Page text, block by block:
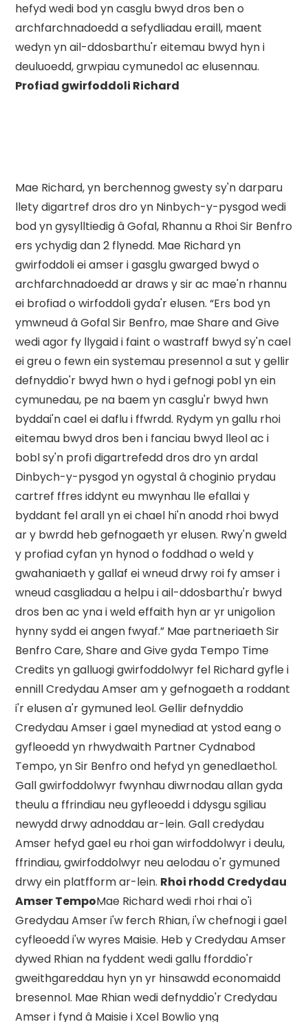
hefyd wedi bod yn casglu bwyd dros ben o
archfarchnadoedd a sefydliadau eraill, maent
wedyn yn ail-ddosbarthu'r eitemau bwyd hyn i
deuluoedd, grwpiau cymunedol ac elusennau.
Profiad gwirfoddoli Richard
Mae Richard, yn berchennog gwesty sy'n darparu
llety digartref dros dro yn Ninbych-y-pysgod wedi
bod yn gysylltiedig â Gofal, Rhannu a Rhoi Sir Benfro
ers ychydig dan 2 flynedd. Mae Richard yn
gwirfoddoli ei amser i gasglu gwarged bwyd o
archfarchnadoedd ar draws y sir ac mae'n rhannu
ei brofiad o wirfoddoli gyda'r elusen. “Ers bod yn
ymwneud â Gofal Sir Benfro, mae Share and Give
wedi agor fy llygaid i faint o wastraff bwyd sy'n cael
ei greu o fewn ein systemau presennol a sut y gellir
defnyddio'r bwyd hwn o hyd i gefnogi pobl yn ein
cymunedau, pe na baem yn casglu'r bwyd hwn
byddai'n cael ei daflu i ffwrdd. Rydym yn gallu rhoi
eitemau bwyd dros ben i fanciau bwyd lleol ac i
bobl sy'n profi digartrefedd dros dro yn ardal
Dinbych-y-pysgod yn ogystal â choginio prydau
cartref ffres iddynt eu mwynhau lle efallai y
byddant fel arall yn ei chael hi'n anodd rhoi bwyd
ar y bwrdd heb gefnogaeth yr elusen. Rwy'n gweld
y profiad cyfan yn hynod o foddhad o weld y
gwahaniaeth y gallaf ei wneud drwy roi fy amser i
wneud casgliadau a helpu i ail-ddosbarthu'r bwyd
dros ben ac yna i weld effaith hyn ar yr unigolion
hynny sydd ei angen fwyaf.” Mae partneriaeth Sir
Benfro Care, Share and Give gyda Tempo Time
Credits yn galluogi gwirfoddolwyr fel Richard gyfle i
ennill Credydau Amser am y gefnogaeth a roddant
i'r elusen a'r gymuned leol. Gellir defnyddio
Credydau Amser i gael mynediad at ystod eang o
gyfleoedd yn rhwydwaith Partner Cydnabod
Tempo, yn Sir Benfro ond hefyd yn genedlaethol.
Gall gwirfoddolwyr fwynhau diwrnodau allan gyda
theulu a ffrindiau neu gyfleoedd i ddysgu sgiliau
newydd drwy adnoddau ar-lein. Gall credydau
Amser hefyd gael eu rhoi gan wirfoddolwyr i deulu,
ffrindiau, gwirfoddolwyr neu aelodau o'r gymuned
drwy ein platfform ar-lein. Rhoi rhodd Credydau
Amser TempoMae Richard wedi rhoi rhai o'i
Gredydau Amser i'w ferch Rhian, i'w chefnogi i gael
cyfleoedd i'w wyres Maisie. Heb y Credydau Amser
dywed Rhian na fyddent wedi gallu fforddio'r
gweithgareddau hyn yn yr hinsawdd economaidd
bresennol. Mae Rhian wedi defnyddio'r Credydau
Amser i fynd â Maisie i Xcel Bowlio yng